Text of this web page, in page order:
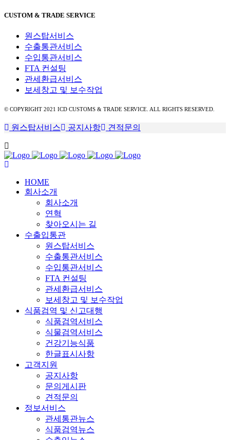
CUSTOM & TRADE SERVICE
원스탑서비스
수출통관서비스
수입통관서비스
FTA 컨설팅
관세환급서비스
보세창고 및 보수작업
© COPYRIGHT 2021 ICD CUSTOMS & TRADE SERVICE. ALL RIGHTS RESERVED.
원스탑서비스 공지사항 견적문의
HOME
회사소개
회사소개
연혁
찾아오시는 길
수출입통관
원스탑서비스
수출통관서비스
수입통관서비스
FTA 컨설팅
관세환급서비스
보세창고 및 보수작업
식품검역 및 신고대행
식품검역서비스
식물검역서비스
건강기능식품
한글표시사항
고객지원
공지사항
문의게시판
견적문의
정보서비스
관세통관뉴스
식품검역뉴스